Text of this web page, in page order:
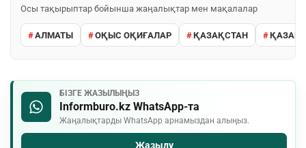
Осы тақырыптар бойынша жаңалықтар мен мақалалар
АЛМАТЫ ОҚЫС ОҚИҒАЛАР ҚАЗАҚСТАН
БІЗГЕ ЖАЗЫЛЫҢЫЗ
Informburo.kz WhatsApp-та
Жаңалықтарды WhatsApp арнамыздан алыңыз.
Жазылу